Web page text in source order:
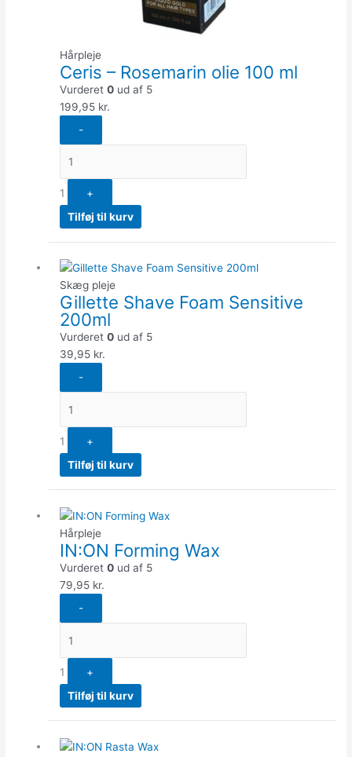
Hårpleje
Ceris – Rosemarin olie 100 ml
Vurderet 0ud af 5
199,95 kr.
-
1
+
Tilføj til kurv
Skæg pleje
Gillette Shave Foam Sensitive
200ml
Vurderet 0ud af 5
39,95 kr.
-
1
+
Tilføj til kurv
Hårpleje
IN:ON Forming Wax
Vurderet 0ud af 5
79,95 kr.
-
1
+
Tilføj til kurv